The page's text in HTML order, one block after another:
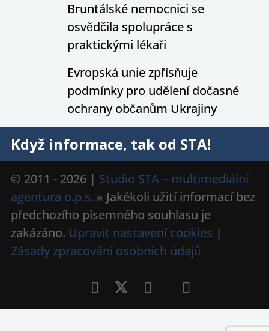
Bruntálské nemocnici se
osvědčila spolupráce s
praktickými lékaři
Evropská unie zpřísňuje
podmínky pro udělení dočasné
ochrany občanům Ukrajiny
Když informace, tak od STA!
© 2011 - 2026 | Studio STA – multimediální
agentura o.p.s. » Jakékoli užití informací bez
předchozího písemného souhlasu je
zakázáno. Upravit nastavení cookies |
Zásady zpracování osobních údajů